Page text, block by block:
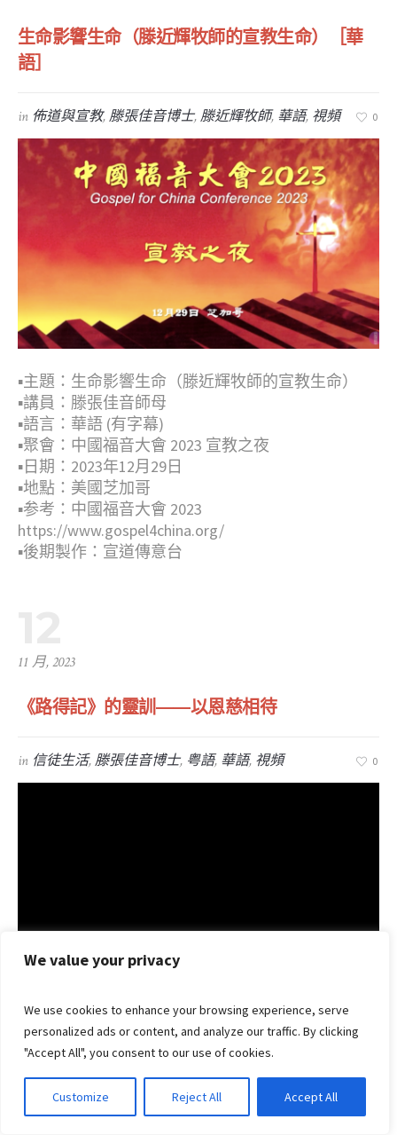
We value your privacy
We use cookies to enhance your browsing experience, serve
personalized ads or content, and analyze our traffic. By clicking
"Accept All", you consent to our use of cookies.
Customize Reject All Accept All
生命影響生命（滕近輝牧師的宣教生命）［華
語］
in 佈道與宣教,滕張佳音博士,滕近輝牧師, 華語, 視頻 0
▪︎主題：生命影響生命（滕近輝牧師的宣教生命）
▪︎講員：滕張佳音師母
▪︎語言：華語 (有字幕)
▪︎聚會：中國福音大會 2023 宣教之夜
▪︎日期：2023年12月29日
▪︎地點：美國芝加哥
▪︎参考：中國福音大會 2023
https://www.gospel4china.org/
▪︎後期製作：宣道傳意台
11 月, 2023
《路得記》的靈訓——以恩慈相待
in 信徒生活,滕張佳音博士, 粤語, 華語, 視頻 0
講員：滕張佳音博士
講題 :《路得記》的靈訓----以恩慈相待
性質：培靈性主日
語言：粤語譯國語